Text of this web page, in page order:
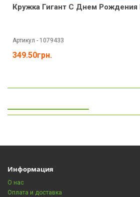
Кружка Гигант С Днем Рождения
Артикул - 1079433
349.50грн.
Информация
О нас
Оплата и доставка